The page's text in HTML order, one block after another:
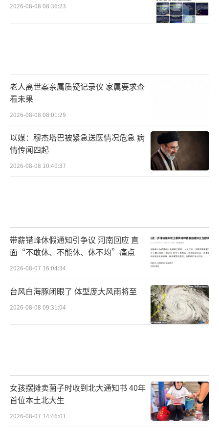
2026-08-08 08:36:23
老人离世案亲属质疑记录仪 家属要求查
看未果
2026-08-08 08:01:29
以媒：穆杰塔巴被紧急送医情况危急 病
情传闻四起
2026-08-08 10:40:37
带薪错峰休假通知引争议 河南回应 直
面“不敢休、不能休、休不均”痛点
2026-08-07 16:04:34
台风白海豚闭眼了 体型庞大风雨将至
2026-08-08 09:31:04
女孩摆摊卖菌子时收到北大通知书 40年
首位本土北大生
2026-08-07 14:46:01